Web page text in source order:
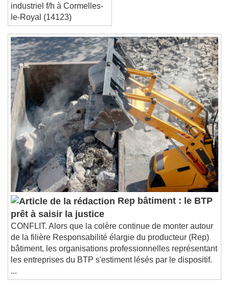
Close Modal Dialog
End of dialog window.
industriel f/h à Cormelles-
le-Royal (14123)
Rep bâtiment : le BTP
prêt à saisir la justice
CONFLIT. Alors que la colère continue de monter autour
de la filière Responsabilité élargie du producteur (Rep)
bâtiment, les organisations professionnelles représentant
les entreprises du BTP s'estiment lésés par le dispositif.
...